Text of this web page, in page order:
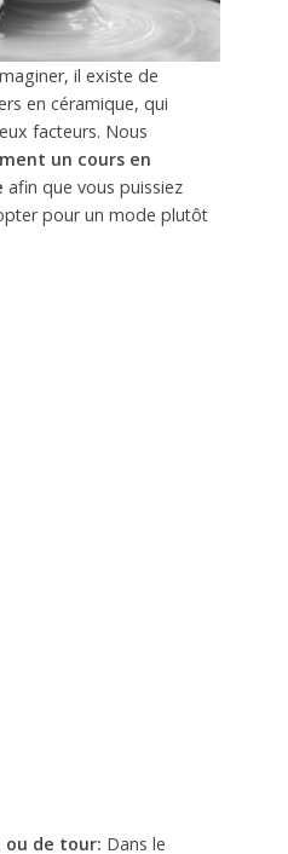
il existe de
en céramique, qui
facteurs. Nous
un cours en
afin que vous puissiez
pour un mode plutôt
ou de tour: Dans le